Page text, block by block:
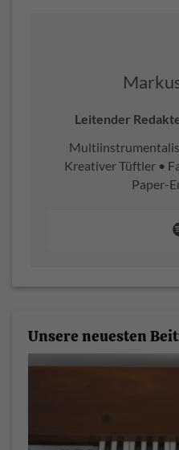
Leitender
Kreativer Tüftler •
Paper-
Unsere neuesten